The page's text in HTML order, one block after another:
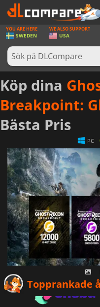
SPEL
SPELKORT
PROGRAMVARA
REWARDS
HÅRDVARA
NYHETER
LOGGA IN ELLER REGISTRERA
YOU ARE HERE
SWEDEN
WE ALSO SUPPORT
USA
Köp dina
Breakpoint:
Bästa Pris
PC
Topprankade